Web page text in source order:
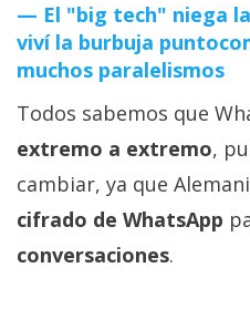
Sistemas
operativos
Profesional
+
temas
El "big tech" niega
viví la burbuja
muchos paralelismos
Todos sabemos que
extremo a extremo,
cambiar, ya que
cifrado de WhatsApp
conversaciones.